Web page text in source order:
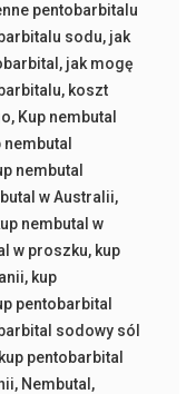
pentobarbitalu
sodu, jak
, jak mogę
, koszt
, Kup nembutal
nembutal
nembutal
w Australii,
nembutal w
w proszku, kup
, kup
pentobarbital
sodowy sól
kup pentobarbital
, Nembutal ,